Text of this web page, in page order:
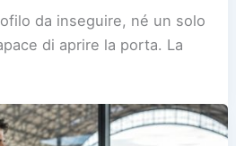
da inseguire, né un solo
di aprire la porta. La